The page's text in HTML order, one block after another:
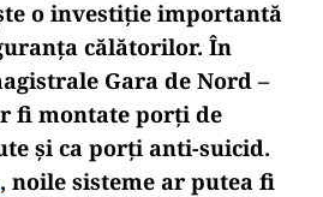
o investiție importantă
călătorilor. În
Gara de Nord –
fi montate porți de
și ca porți anti-suicid.
, noile sisteme ar putea fi